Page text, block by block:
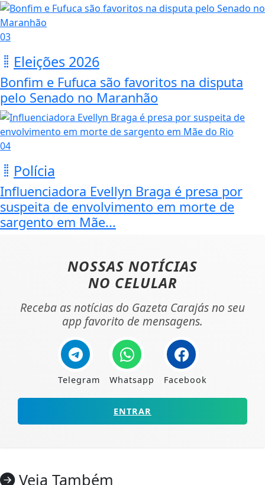
03
Eleições 2026
Bonfim e Fufuca são favoritos na disputa
pelo Senado no Maranhão
04
Polícia
Influenciadora Evellyn Braga é presa por
suspeita de envolvimento em morte de
sargento em Mãe...
NOSSAS NOTÍCIAS
NO CELULAR
Receba as notícias do Gazeta Carajás no seu
app favorito de mensagens.
Telegram Whatsapp Facebook
ENTRAR
Veja Também